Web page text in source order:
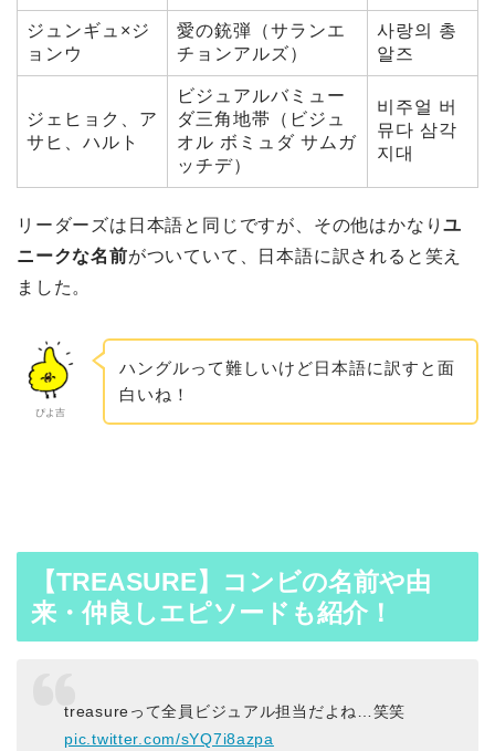
ジュンギュ×ジ
ョンウ
愛の銃弾（サランエ
チョンアルズ）
사랑의 총
알즈
ジェヒョク、ア
サヒ、ハルト
ビジュアルバミュー
ダ三角地帯（ビジュ
オル ボミュダ サムガ
ッチデ）
비주얼 버
뮤다 삼각
지대
リーダーズは日本語と同じですが、その他はかなりユ
ニークな名前がついていて、日本語に訳されると笑え
ました。
ぴよ吉
ハングルって難しいけど日本語に訳すと面
白いね！
【TREASURE】コンビの名前や由
来・仲良しエピソードも紹介！
treasureって全員ビジュアル担当だよね…笑笑
pic.twitter.com/sYQ7i8azpa